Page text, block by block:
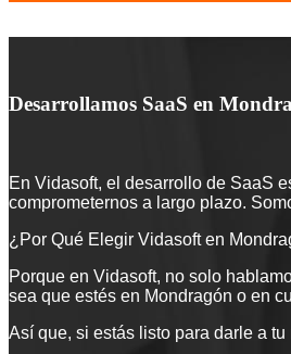
Desarrollamos SaaS en
En Vidasoft, el desarrollo de SaaS
comprometernos a largo plazo.
¿Por Qué Elegir Vidasoft en
Porque en Vidasoft, no solo
sea que estés en Mondragón o en
Así que, si estás listo para darle a